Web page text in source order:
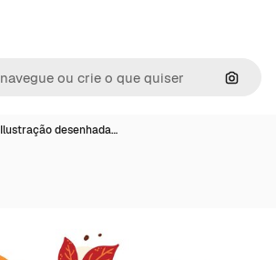
Ilustração desenhada…